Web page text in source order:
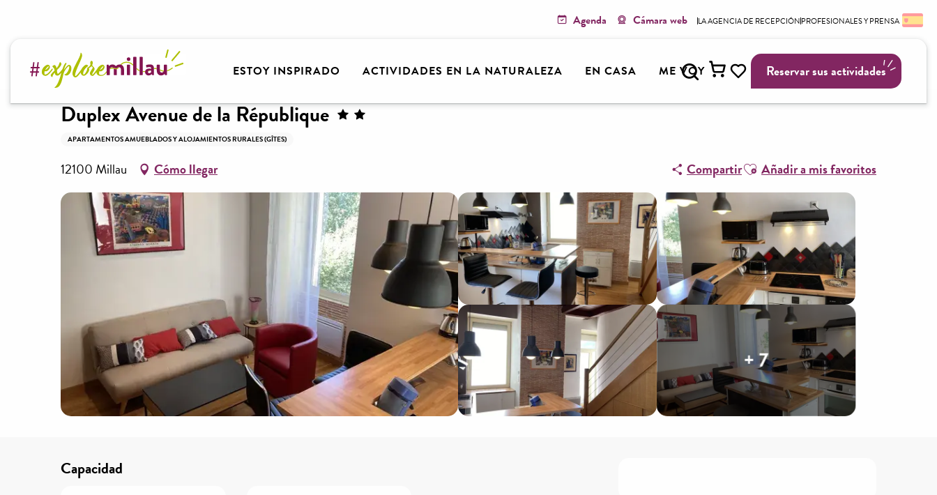
contenu
principal
Reservar sus actividades
Voir les favoris
Buscar
Agenda Cámara web LA AGENCIA DE RECEPCIÓNPROFESIONALES Y PRENSA
ESTOY INSPIRADO ACTIVIDADES EN LA NATURALEZA EN CASA ME VOY
Bienvenido a Millau Grands Causses – Gorges du Tarn
Duplex Avenue de la République
APARTAMENTOS AMUEBLADOS Y ALOJAMIENTOS RURALES (GÎTES)
12100 Millau Cómo llegar CompartirAjouter aux favoris
Añadir a mis favoritos
+ 7
Capacidad